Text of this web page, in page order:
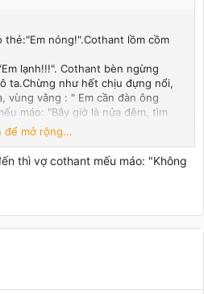
nóng!".Cothant lồm cồm
lạnh!!!". Cothant bèn ngừng
ta.Chừng như hết chịu đựng nổi,
vùng vằng : " Em cần đàn ông
máo: "Bây giờ là nửa đêm, tìm
giờ!!!". Ngẫm nghĩ một hồi, anh ta
...ketoancon.
để mở rộng...
thì vợ cothant mếu máo: "Không